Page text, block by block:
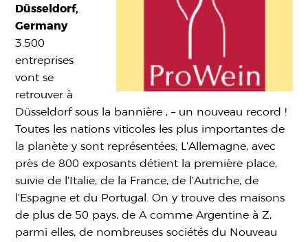
Düsseldorf,
Germany
3.500
entreprises
vont se
retrouver à
Düsseldorf sous la bannière , – un nouveau record !
Toutes les nations viticoles les plus importantes de
la planète y sont représentées; L’Allemagne, avec
près de 800 exposants détient la première place,
suivie de l’Italie, de la France, de l’Autriche, de
l’Espagne et du Portugal. On y trouve des maisons
de plus de 50 pays, de A comme Argentine à Z,
parmi elles, de nombreuses sociétés du Nouveau